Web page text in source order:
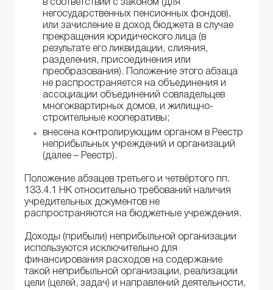
в соответствии с законом (для
негосударственных пенсионных фондов),
или зачисление в доход бюджета в случае
прекращения юридического лица (в
результате его ликвидации, слияния,
разделения, присоединения или
преобразования). Положение этого абзаца
не распространяется на объединения и
ассоциации объединений совладельцев
многоквартирных домов, и жилищно-
строительные кооперативы;
внесена контролирующим органом в Реестр
неприбыльных учреждений и организаций
(далее – Реестр).
Положение абзацев третьего и четвёртого пп.
133.4.1 НК относительно требований наличия
учредительных документов не
распространяются на бюджетные учреждения.
Доходы (прибыли) неприбыльной организации
используются исключительно для
финансирования расходов на содержание
такой неприбыльной организации, реализации
цели (целей, задач) и направлений деятельности,